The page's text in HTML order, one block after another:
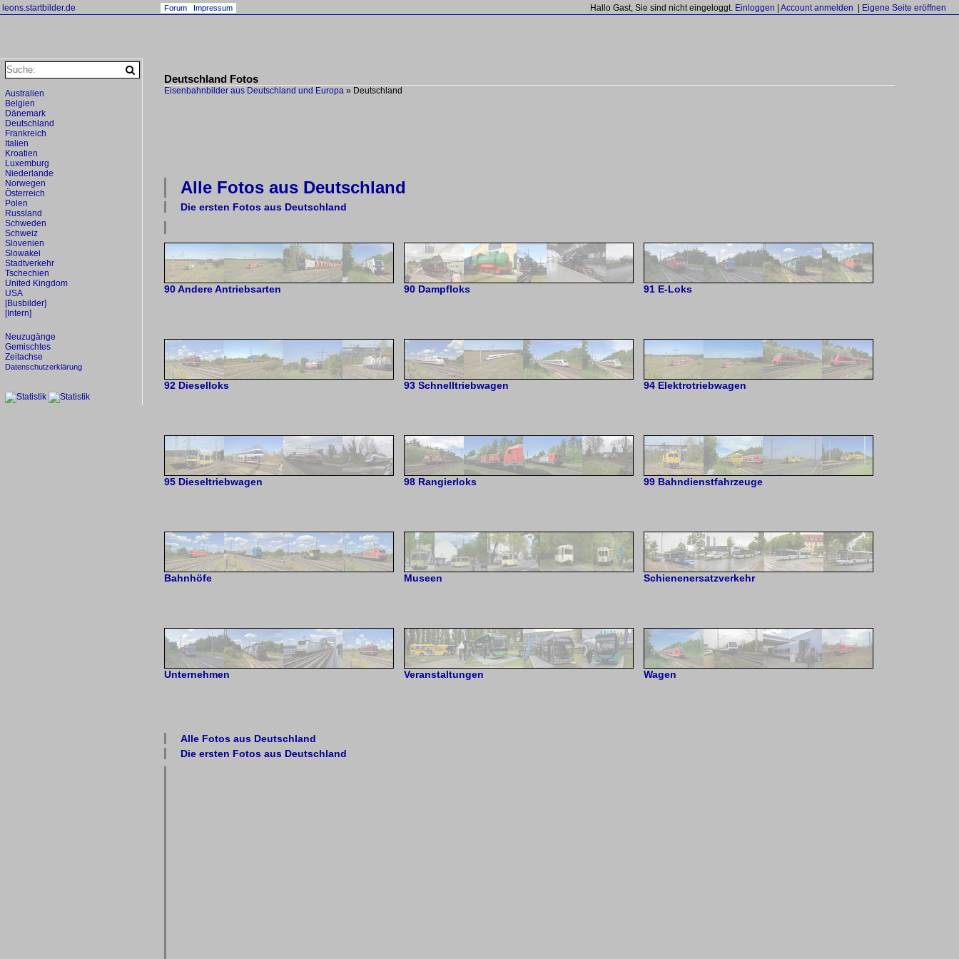
leons.startbilder.de Hallo Gast, Sie sind nicht eingeloggt. Einloggen Account anmelden Eigene Seite eröffnen
Forum Impressum
Deutschland Fotos
Eisenbahnbilder aus Deutschland und Europa » Deutschland
Alle Fotos aus Deutschland
Die ersten Fotos aus Deutschland
90 Andere Antriebsarten 90 Dampfloks 91 E-Loks
92 Dieselloks 93 Schnelltriebwagen 94 Elektrotriebwagen
95 Dieseltriebwagen 98 Rangierloks 99 Bahndienstfahrzeuge
Bahnhöfe Museen Schienenersatzverkehr
Unternehmen Veranstaltungen Wagen
Alle Fotos aus Deutschland
Die ersten Fotos aus Deutschland
Australien
Belgien
Dänemark
Deutschland
Frankreich
Italien
Kroatien
Luxemburg
Niederlande
Norwegen
Österreich
Polen
Russland
Schweden
Schweiz
Slovenien
Slowakei
Stadtverkehr
Tschechien
United Kingdom
USA
[Busbilder]
[Intern]
Neuzugänge
Gemischtes
Zeitachse
Datenschutzerklärung